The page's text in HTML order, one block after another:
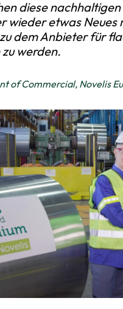
diese
wieder etwas
dem Anbieter für
werden.
of Commercial, Novelis